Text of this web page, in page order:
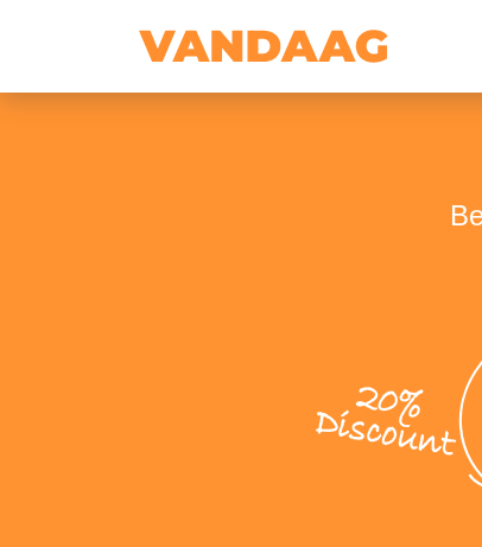
20%
Discount